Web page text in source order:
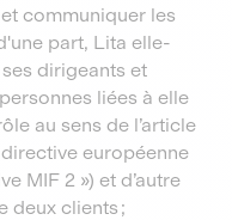
communiquer les
part, Lita elle-
dirigeants et
liées à elle
au sens de l’article
européenne
MIF 2 ») et d’autre
deux clients ;